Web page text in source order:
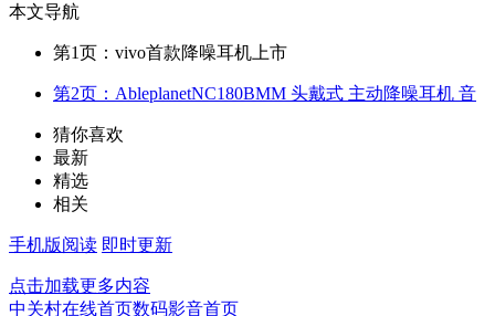
本文导航
第1页：vivo首款降噪耳机上市
第2页：AbleplanetNC180BMM 头戴式 主动降噪耳机 音
猜你喜欢
最新
精选
相关
手机版阅读 即时更新
点击加载更多内容
中关村在线首页数码影音首页